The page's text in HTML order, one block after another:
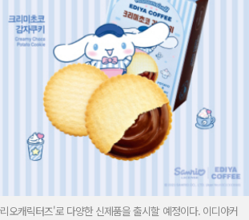
오캐릭터즈'로 다양한 신제품을 출시할 예정이다. 이디야커